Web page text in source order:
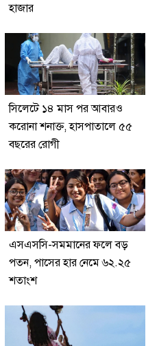
হাজার
সিলেটে ১৪ মাস পর আবারও
করোনা শনাক্ত, হাসপাতালে ৫৫
বছরের রোগী
এসএসসি-সমমানের ফলে বড়
পতন, পাসের হার নেমে ৬২.২৫
শতাংশ